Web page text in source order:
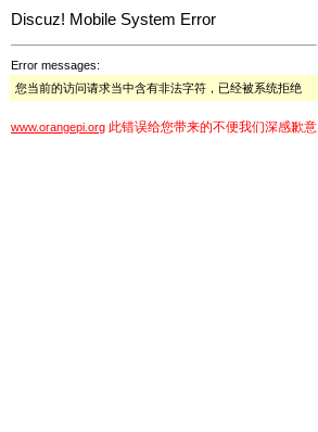
Discuz! Mobile System Error
Error messages:
您当前的访问请求当中含有非法字符，已经被系统拒绝
www.orangepi.org 此错误给您带来的不便我们深感歉意